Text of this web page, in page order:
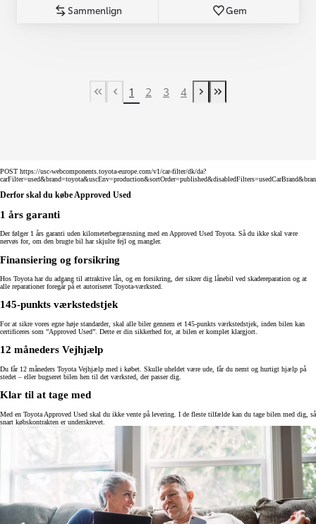
Sammenlign Gem
First Page
Tidligere side
1 2 3 4
Næste side
Last Page
POST https://usc-webcomponents.toyota-europe.com/v1/car-filter/dk/da?
Derfor skal du købe Approved Used
1 års garanti
Der følger 1 års garanti uden kilometerbegrænsning med en Approved Used Toyota. Så du ikke skal være
nervøs for, om den brugte bil har skjulte fejl og mangler.
Finansiering og forsikring
Hos Toyota har du adgang til attraktive lån, og en forsikring, der sikrer dig lånebil ved skadereparation og at
alle reparationer foregår på et autoriseret Toyota-værksted.
145-punkts værkstedstjek
For at sikre vores egne høje standarder, skal alle biler gennem et 145-punkts værkstedstjek, inden bilen kan
certificeres som ”Approved Used”. Dette er din sikkerhed for, at bilen er komplet klargjort.
12 måneders Vejhjælp
Du får 12 måneders Toyota Vejhjælp med i købet. Skulle uheldet være ude, får du nemt og hurtigt hjælp på
stedet – eller bugseret bilen hen til det værksted, der passer dig.
Klar til at tage med
Med en Toyota Approved Used skal du ikke vente på levering. I de fleste tilfælde kan du tage bilen med dig, så
snart købskontrakten er underskrevet.